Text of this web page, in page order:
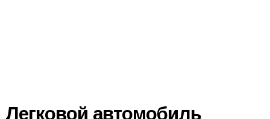
Легковой автомобиль